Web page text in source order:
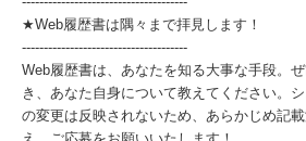
★Web履歴書は隅々まで拝見します！
--------------------------------------
Web履歴書は、あなたを知る大事な手段。
き、あなた自身について教えてください。
の変更は反映されないため、あらかじめ記